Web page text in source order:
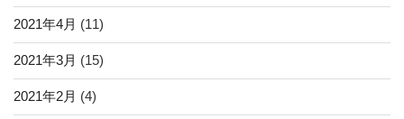
2021年4月 (11)
2021年3月 (15)
2021年2月 (4)